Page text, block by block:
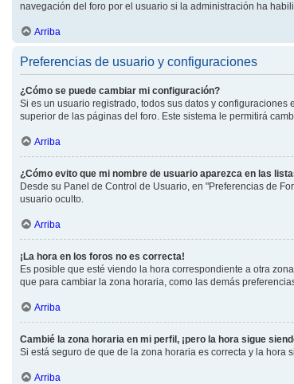
navegación del foro por el usuario si la administración ha
Arriba
Preferencias de usuario y configuraciones
¿Cómo se puede cambiar mi configuración?
Si es un usuario registrado, todos sus datos y
superior de las páginas del foro. Este sistema le permitirá
Arriba
¿Cómo evito que mi nombre de usuario aparezca en las
Desde su Panel de Control de Usuario, en "Preferencias de
usuario oculto.
Arriba
¡La hora en los foros no es correcta!
Es posible que esté viendo la hora correspondiente a otra
que para cambiar la zona horaria, como las demás
Arriba
Cambié la zona horaria en mi perfil, ¡pero la hora sigue
Si está seguro de que de la zona horaria es correcta y la
Arriba